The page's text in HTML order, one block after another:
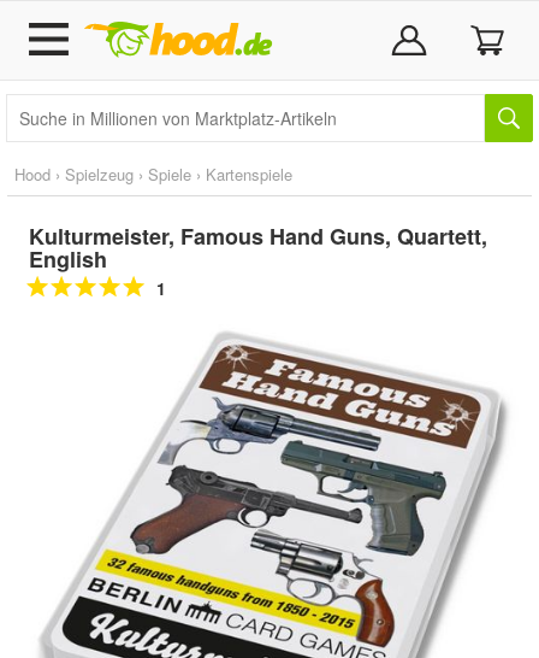
Hood › Spielzeug › Spiele › Kartenspiele
Kulturmeister, Famous Hand Guns, Quartett,
English
1